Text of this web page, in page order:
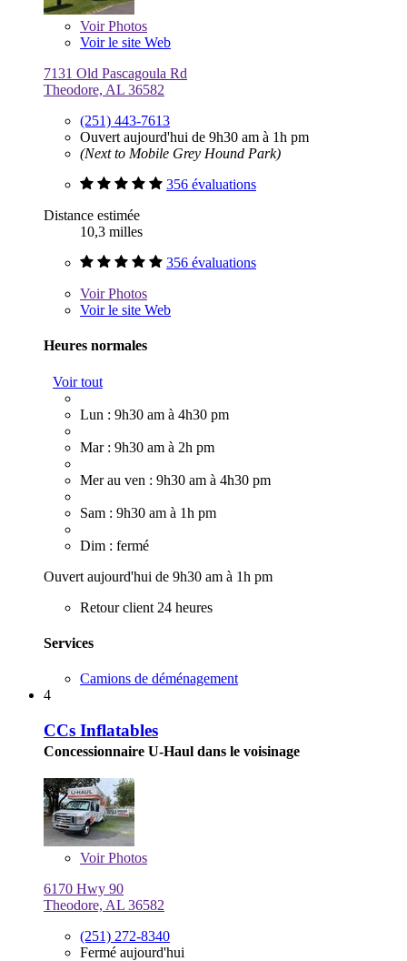
VoirPhotos
Voir le site Web
7131 Old Pascagoula Rd
Theodore, AL 36582
(251) 443-7613
Ouvert aujourd'hui de 9h30 am à 1h pm
(Next to Mobile Grey Hound Park)
356 évaluations
Distance estimée
10,3 milles
356 évaluations
VoirPhotos
Voir le site Web
Heures normales
Voir tout
Lun : 9h30 am à 4h30 pm
Mar : 9h30 am à 2h pm
Mer au ven : 9h30 am à 4h30 pm
Sam : 9h30 am à 1h pm
Dim : fermé
Ouvert aujourd'hui de 9h30 am à 1h pm
Retour client 24 heures
Services
Camions de déménagement
4
CCs Inflatables
Concessionnaire U-Haul dans le voisinage
VoirPhotos
6170 Hwy 90
Theodore, AL 36582
(251) 272-8340
Fermé aujourd'hui